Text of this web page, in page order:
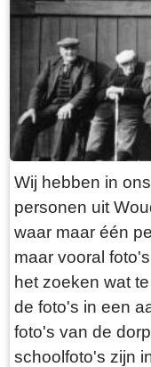
Wij hebben in
personen uit
waar maar één
maar vooral
het zoeken wat
de foto's in een
foto's van de
schoolfoto's zijn